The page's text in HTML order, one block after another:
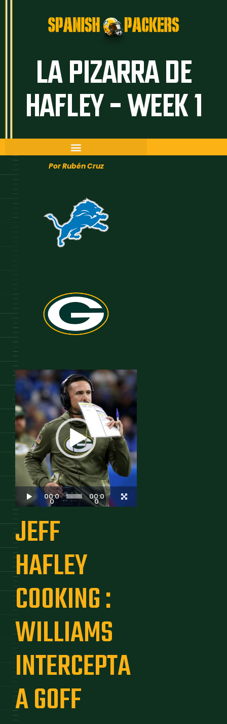
LA PIZARRA DE
HAFLEY – WEEK 1
Artículos
Temporada 26/27
Historia
The Frozen Tundra
Guía Packers
Porra
Por Rubén Cruz
Reproductor
de
vídeo
00:0
0
00:0
0
JEFF
HAFLEY
COOKING :
WILLIAMS
INTERCEPTA
A GOFF